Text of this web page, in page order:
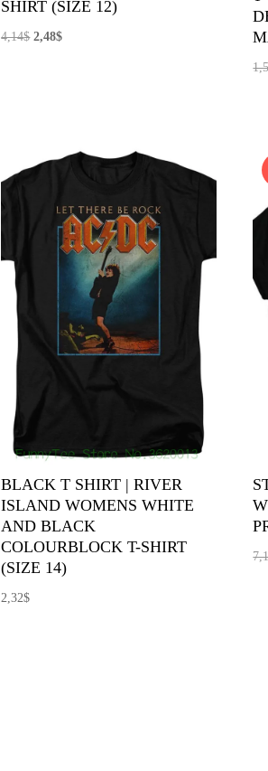
SHIRT (SIZE 12)
4,14$ El
2,48$El
BLACK T SHIRT | RIVER
ISLAND WOMENS WHITE
AND BLACK
COLOURBLOCK T-SHIRT
(SIZE 14)
2,32$